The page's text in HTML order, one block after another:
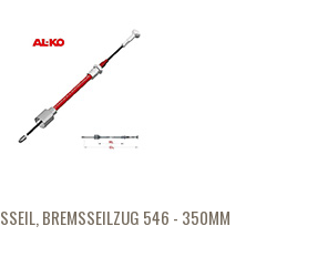
BREMSSEILZUG 546 - 350MM